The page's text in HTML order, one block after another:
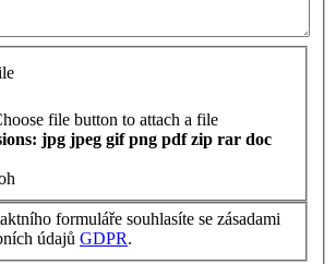
file button to attach a file
jpg jpeg gif png pdf zip rar doc
formuláře souhlasíte se zásadami
údajů GDPR.